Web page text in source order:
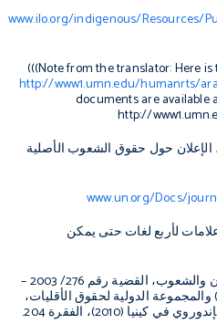
www.ilo.org/indigenous/Resources/
(((Note from the translator: Here
http://www1.umn.edu/humanrts/
documents are available
http://
الإعلان حول حقوق الشعوب الأصلية
www.un.org/Docs/
لأربع لغات حتى يمكن
اللجنة الأفريقية لحقوق الإنسان والشعوب، القضية رقم 276/ 2003 –
الدولية لحقوق الأقليات،
(2010)، الفقرة 204.